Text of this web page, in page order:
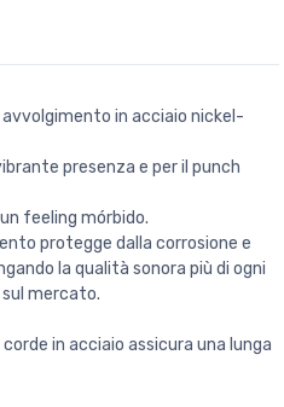
in acciaio nickel-
presenza e per il punch
feeling mórbido.
protegge dalla corrosione e
la qualità sonora più di ogni
mercato.
in acciaio assicura una lunga